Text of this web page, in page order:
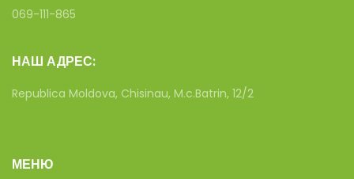
069-111-865
НАШ АДРЕС:
Republica Moldova, Chisinau, M.c.Batrin, 12/2
МЕНЮ